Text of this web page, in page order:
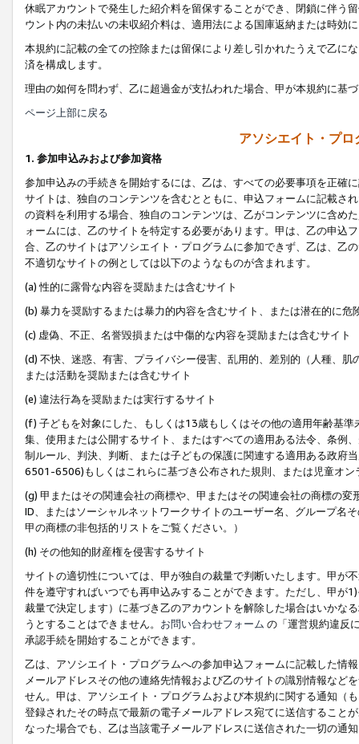
休眠アカウントで発生した紹介料を留保することができ、閉鎖に伴う
ウント内の未払いの未収紹介料は、適用法による国庫返納または時効
本規約に記載の全ての控除または留保により差し引かれたうえで乙に
済を構成します。
理由の如何を問わず、乙に超過金が支払われた場合、甲が本規約に基
ページ上部に戻る
アソシエイト・プ
1. 参加申込みおよび参加資格
参加申込みの手続きを開始するには、乙は、すべての必要事項を正確
サイトは、独自のコンテンツを含むとともに、申込フォームに記載さ
の資料を利用する場合、独自のコンテンツは、乙がコンテンツに含め
ォームには、乙のサイトを特定する必要があります。甲は、乙の申込
合、乙のサイトはアソシエイト・プログラムに参加できず、乙は、乙
不適切なサイトの例としては以下のようなものが含まれます。
(a) 性的に露骨な内容を奨励または含むサイト
(b) 暴力を奨励するまたは暴力的内容を含むサイト、または潜在的に
(c) 虚偽、不正、名誉毀損または中傷的な内容を奨励または含むサイト
(d) 不快、迷惑、有害、プライバシー侵害、乱用的、差別的（人種、
または活動を奨励または含むサイト
(e) 違法行為を奨励または実行するサイト
(f) 子どもを対象にした、もしくは13歳もしくはその他の適用年齢基
集、使用または公開するサイト、またはすべての適用ある法令、条例
制ルール、判決、判断、または子どもの保護に関連する適用ある政府
6501-6506)もしくはこれらに基づき公布された規則、または児童オン
(g) 甲またはその関連会社の商標や、甲またはその関連会社の商標の
ID、またはソーシャルネットワークサイトのユーザー名、グループ名
甲の商標の非包括的リストをご覧ください。）
(h) その他知的財産権を侵害するサイト
サイトの適切性については、甲が独自の裁量で判断いたします。甲が
件を遵守すればいつでも再申込みすることができます。ただし、甲が
裁量で決定します）に基づき乙のアカウントを解除した場合はいかな
うとすることはできません。 お問い合わせフォーム の「運営規約違反
承認手続を開始することができます。
乙は、アソシエイト・プログラムへの参加申込フォームに記載した情
メールアドレスその他の連絡先情報および乙のサイトの識別情報など
せん。甲は、アソシエイト・プログラムおよび本規約に関する通知（
登録されたその時点で最新の電子メールアドレス宛てに送信すること
なった場合でも、乙は当該電子メールアドレスに送信された一切の通